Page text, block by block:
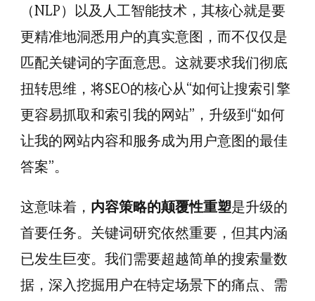
（NLP）以及人工智能技术，其核心就是要
更精准地洞悉用户的真实意图，而不仅仅是
匹配关键词的字面意思。这就要求我们彻底
扭转思维，将SEO的核心从“如何让搜索引擎
更容易抓取和索引我的网站”，升级到“如何
让我的网站内容和服务成为用户意图的最佳
答案”。
这意味着， 内容策略的颠覆性重塑是升级的
首要任务。关键词研究依然重要，但其内涵
已发生巨变。我们需要超越简单的搜索量数
据，深入挖掘用户在特定场景下的痛点、需